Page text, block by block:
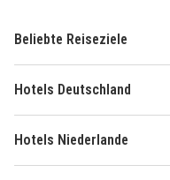
Beliebte Reiseziele
Hotels Deutschland
Hotels Niederlande